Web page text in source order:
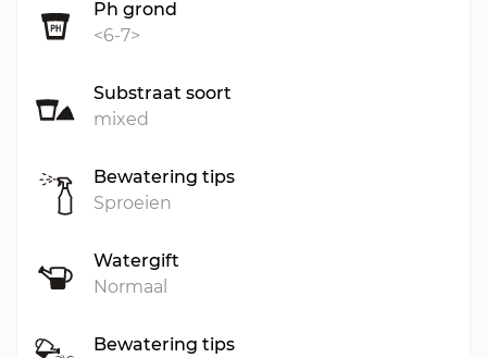
Ph grond
<6-7>
Substraat soort
mixed
Bewatering tips
Sproeien
Watergift
Normaal
Bewatering tips